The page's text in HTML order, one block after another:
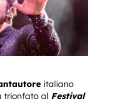
italiano
trionfato al Festival